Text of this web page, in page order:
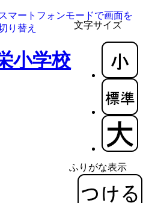
文字サイズ
ふりがな表示
スマートフォンモードで画面を
り替え
小学校